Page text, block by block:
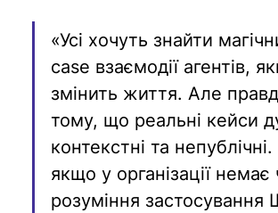
«Усі хочуть знайти
case взаємодії агентів,
змінить життя. Але
тому, що реальні кейси
контекстні та
якщо у організації немає
розуміння застосування